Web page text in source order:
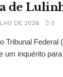
de
DE 2026 0
Tribunal Federal
um inquérito